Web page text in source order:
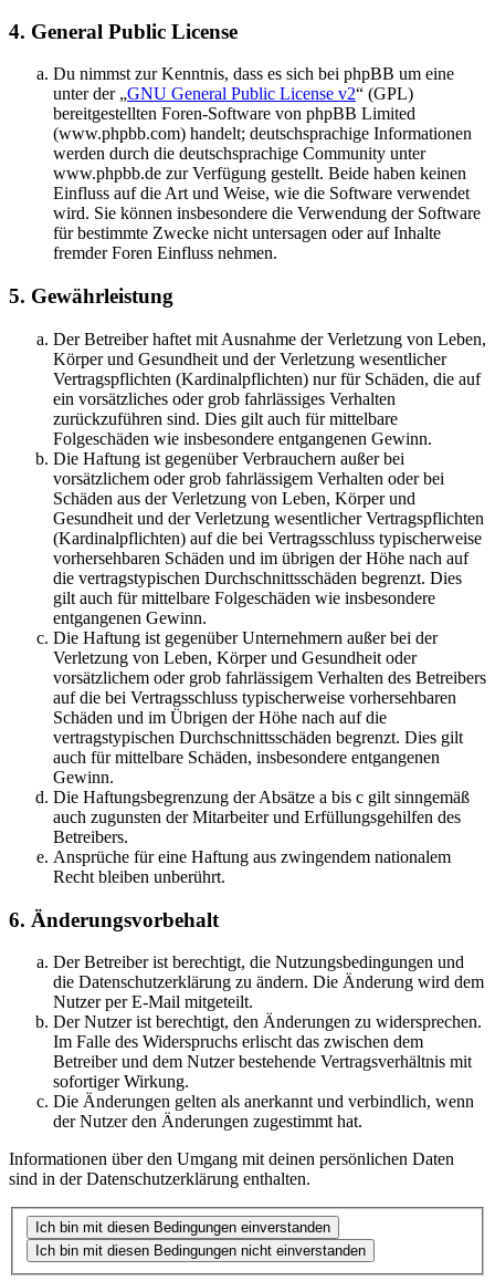
4. General Public License
Du nimmst zur Kenntnis, dass es sich bei phpBB um eine
unter der „GNU General Public License v2“ (GPL)
bereitgestellten Foren-Software von phpBB Limited
(www.phpbb.com) handelt; deutschsprachige Informationen
werden durch die deutschsprachige Community unter
www.phpbb.de zur Verfügung gestellt. Beide haben keinen
Einfluss auf die Art und Weise, wie die Software verwendet
wird. Sie können insbesondere die Verwendung der Software
für bestimmte Zwecke nicht untersagen oder auf Inhalte
fremder Foren Einfluss nehmen.
5. Gewährleistung
Der Betreiber haftet mit Ausnahme der Verletzung von Leben,
Körper und Gesundheit und der Verletzung wesentlicher
Vertragspflichten (Kardinalpflichten) nur für Schäden, die auf
ein vorsätzliches oder grob fahrlässiges Verhalten
zurückzuführen sind. Dies gilt auch für mittelbare
Folgeschäden wie insbesondere entgangenen Gewinn.
Die Haftung ist gegenüber Verbrauchern außer bei
vorsätzlichem oder grob fahrlässigem Verhalten oder bei
Schäden aus der Verletzung von Leben, Körper und
Gesundheit und der Verletzung wesentlicher Vertragspflichten
(Kardinalpflichten) auf die bei Vertragsschluss typischerweise
vorhersehbaren Schäden und im übrigen der Höhe nach auf
die vertragstypischen Durchschnittsschäden begrenzt. Dies
gilt auch für mittelbare Folgeschäden wie insbesondere
entgangenen Gewinn.
Die Haftung ist gegenüber Unternehmern außer bei der
Verletzung von Leben, Körper und Gesundheit oder
vorsätzlichem oder grob fahrlässigem Verhalten des Betreibers
auf die bei Vertragsschluss typischerweise vorhersehbaren
Schäden und im Übrigen der Höhe nach auf die
vertragstypischen Durchschnittsschäden begrenzt. Dies gilt
auch für mittelbare Schäden, insbesondere entgangenen
Gewinn.
Die Haftungsbegrenzung der Absätze a bis c gilt sinngemäß
auch zugunsten der Mitarbeiter und Erfüllungsgehilfen des
Betreibers.
Ansprüche für eine Haftung aus zwingendem nationalem
Recht bleiben unberührt.
6. Änderungsvorbehalt
Der Betreiber ist berechtigt, die Nutzungsbedingungen und
die Datenschutzerklärung zu ändern. Die Änderung wird dem
Nutzer per E-Mail mitgeteilt.
Der Nutzer ist berechtigt, den Änderungen zu widersprechen.
Im Falle des Widerspruchs erlischt das zwischen dem
Betreiber und dem Nutzer bestehende Vertragsverhältnis mit
sofortiger Wirkung.
Die Änderungen gelten als anerkannt und verbindlich, wenn
der Nutzer den Änderungen zugestimmt hat.
Informationen über den Umgang mit deinen persönlichen Daten
sind in der Datenschutzerklärung enthalten.